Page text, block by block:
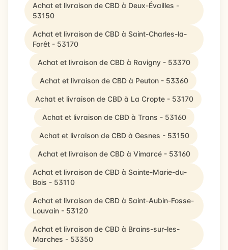
Achat et livraison de CBD à Deux-Évailles -
53150
Achat et livraison de CBD à Saint-Charles-la-
Forêt - 53170
Achat et livraison de CBD à Ravigny - 53370
Achat et livraison de CBD à Peuton - 53360
Achat et livraison de CBD à La Cropte - 53170
Achat et livraison de CBD à Trans - 53160
Achat et livraison de CBD à Gesnes - 53150
Achat et livraison de CBD à Vimarcé - 53160
Achat et livraison de CBD à Sainte-Marie-du-
Bois - 53110
Achat et livraison de CBD à Saint-Aubin-Fosse-
Louvain - 53120
Achat et livraison de CBD à Brains-sur-les-
Marches - 53350